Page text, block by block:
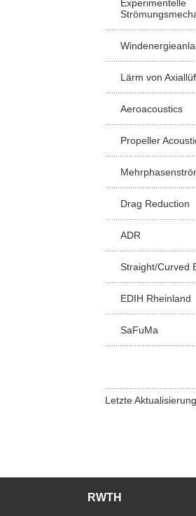
Experimentelle
Lärm von
Aeroacoustics
Propeller
Drag Reduction
ADR
Straight/Curved
EDIH Rheinland
SaFuMa
Letzte
RWTH